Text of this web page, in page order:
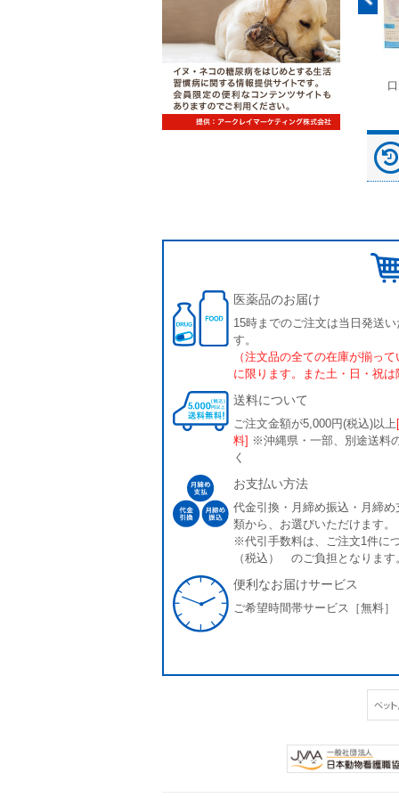
◆劇)ｲｿﾌﾙﾗﾝ吸入麻酔
液｢VTRS｣ ｳﾞｨｱﾄﾘｽ...
ペピイマジカルシーツ
（中厚型ペットシー
ツ）
医薬品のお届け
15時までのご注文は当日発送
す。
（注文品の全ての在庫が揃っ
に限ります。また土・日・祝は
送料について
ご注文金額が5,000円(税込)以上
料] ※沖縄県・一部、別途送料
く
お支払い方法
代金引換・月締め振込・月締め
類から、お選びいただけます。
※代引手数料は、ご注文1件に
（税込） のご負担となります
便利なお届けサービス
ご希望時間帯サービス［無料］